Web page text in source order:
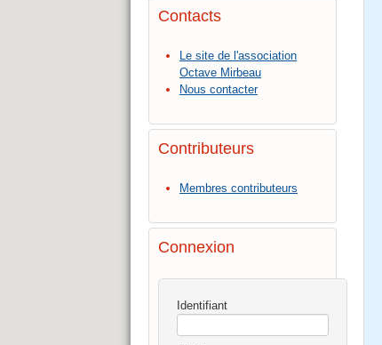
Contacts
Le site de l'association
Octave Mirbeau
Nous contacter
Contributeurs
Membres contributeurs
Connexion
Identifiant